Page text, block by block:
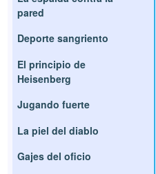
pared
Deporte sangriento
El principio de
Heisenberg
Jugando fuerte
La piel del diablo
Gajes del oficio